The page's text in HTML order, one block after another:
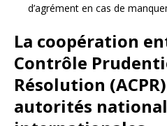
d’agrément en cas de
La coopération
Contrôle
Résolution
autorités